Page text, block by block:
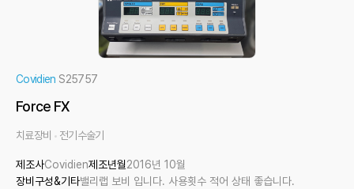
Covidien S25757
Force FX
치료장비 전기수술기
제조사Covidien제조년월2016년 10월
장비구성&기타
밸리랩 보비 입니다. 사용횟수 적어 상태 좋습니다.